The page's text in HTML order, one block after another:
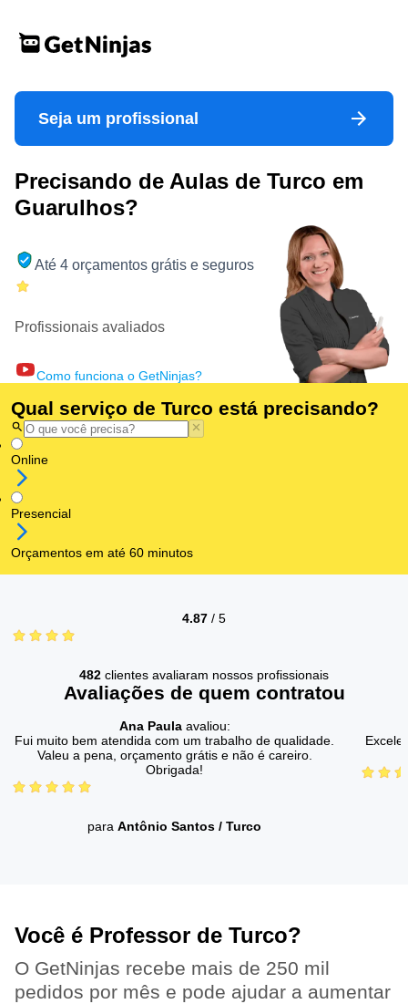
Seja um profissional
Precisando de Aulas de Turco em
Guarulhos?
Até 4 orçamentos grátis e seguros
Profissionais avaliados
Como funciona o GetNinjas?
Qual serviço de Turco está precisando?
Online
Presencial
Orçamentos em até 60 minutos
4.87 / 5
482 clientes avaliaram nossos profissionais
Avaliações de quem contratou
Ana Paulaavaliou:
Fui muito bem atendida com um trabalho de qualidade.
Valeu a pena, orçamento grátis e não é careiro.
Obrigada!
para Antônio Santos /Turco
Você é Professor de Turco?
O GetNinjas recebe mais de 250 mil
pedidos por mês e pode ajudar a aumentar